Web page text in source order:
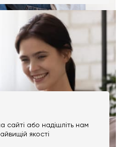
сайті або надішліть нам
якості